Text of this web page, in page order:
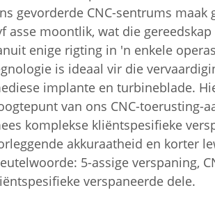
gevorderde CNC-sentrums maak
asse moontlik, wat die
enige rigting in 'n enkele
is ideaal vir die
implante en turbineblade.
van ons CNC-toerusting-
komplekse kliëntspesifieke
akkuraatheid en korter
5-assige verspaning,
verspaneerde dele.